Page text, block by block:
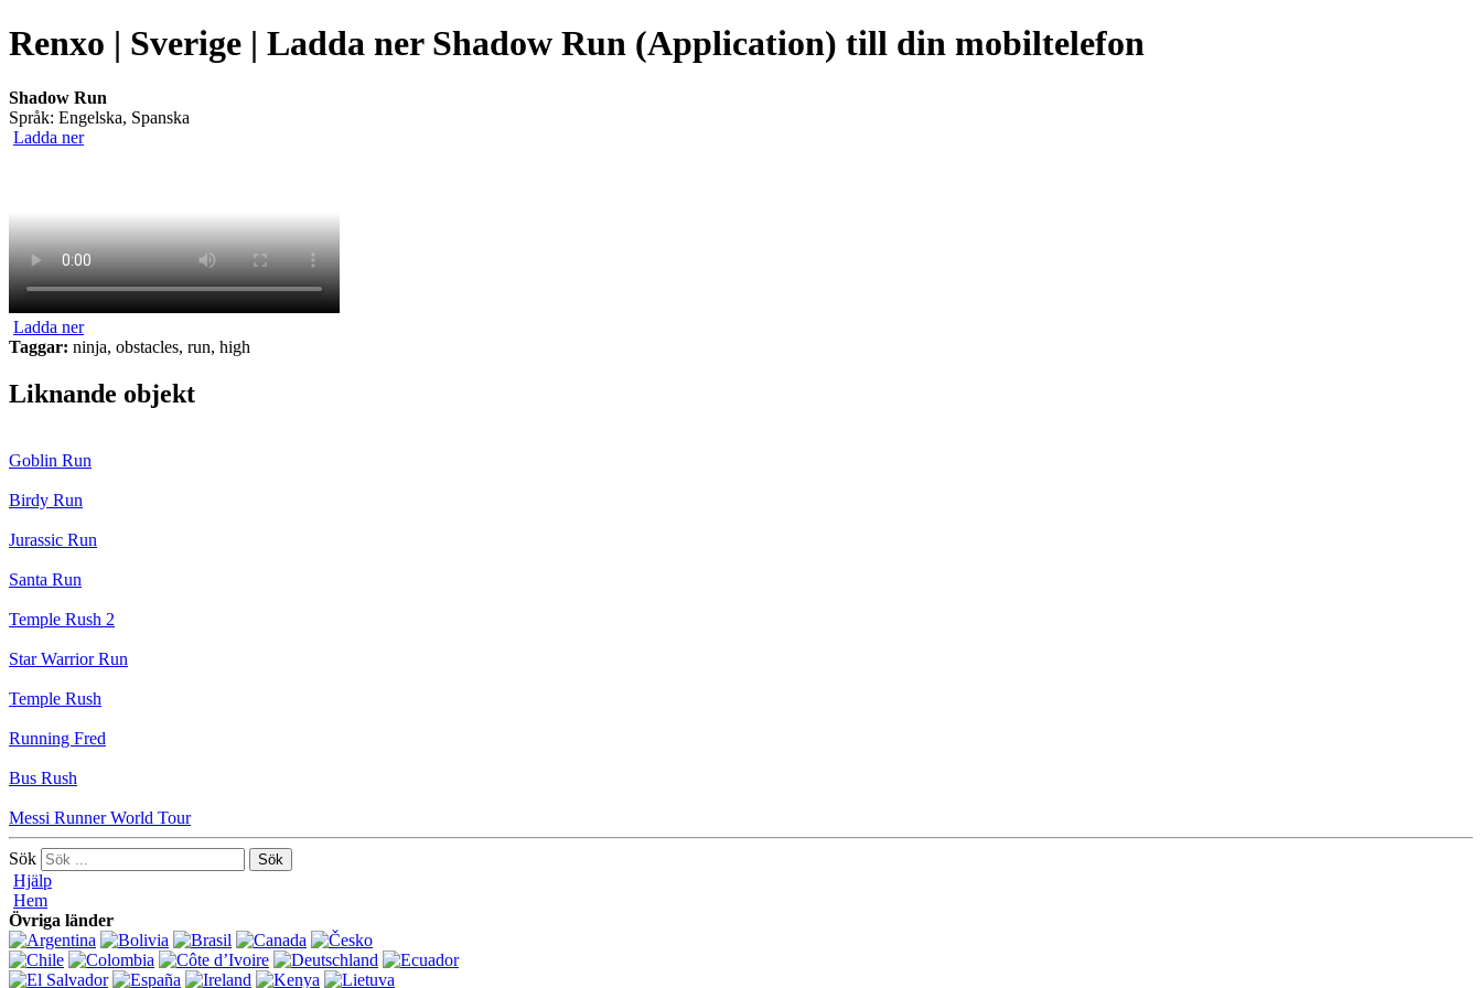
Renxo | Sverige | Ladda ner Shadow Run (Application) till din mobiltelefon
Shadow Run
Språk: Engelska, Spanska
Ladda ner
Ladda ner
Taggar: ninja, obstacles, run, high
Liknande objekt
Goblin Run
Birdy Run
Jurassic Run
Santa Run
Temple Rush 2
Star Warrior Run
Temple Rush
Running Fred
Bus Rush
Messi Runner World Tour
Sök
Hjälp
Hem
Övriga länder